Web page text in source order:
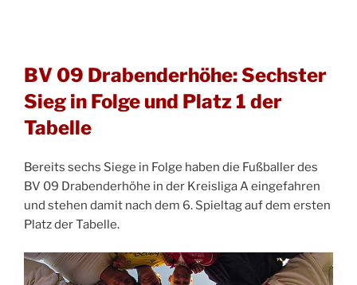
BV 09 Drabenderhöhe: Sechster
Sieg in Folge und Platz 1 der
Tabelle
Bereits sechs Siege in Folge haben die Fußballer des
BV 09 Drabenderhöhe in der Kreisliga A eingefahren
und stehen damit nach dem 6. Spieltag auf dem ersten
Platz der Tabelle.